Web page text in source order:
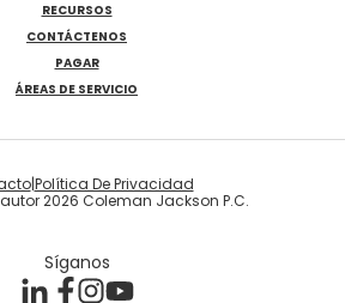
RECURSOS
CONTÁCTENOS
PAGAR
ÁREAS DE SERVICIO
2026 Coleman Jackson P.C.
|Política De Privacidad
Síganos